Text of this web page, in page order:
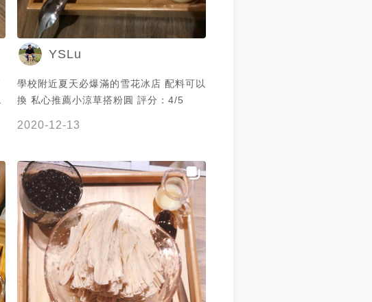
YSLu
學校附近夏天必爆滿的雪花冰店 配料可以
換 私心推薦小涼草搭粉圓 評分：4/5
2020-12-13